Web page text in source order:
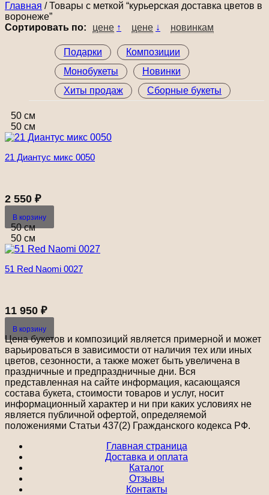
Главная /Товары с меткой “курьерская доставка цветов в
воронеже”
Сортировать по:
цене ↑ цене ↓ новинкам
Подарки
Композиции
Монобукеты
Новинки
Хиты продаж
Сборные букеты
50 см
50 см
21 Диантус микс 0050
2 550 ₽
В корзину
50 см
50 см
51 Red Naomi 0027
11 950 ₽
В корзину
Цена букетов и композиций является примерной и может
варьироваться в зависимости от наличия тех или иных
цветов, сезонности, а также может быть увеличена в
праздничные и предпраздничные дни. Вся
представленная на сайте информация, касающаяся
состава букета, стоимости товаров и услуг, носит
информационный характер и ни при каких условиях не
является публичной офертой, определяемой
положениями Статьи 437(2) Гражданского кодекса РФ.
Главная страница
Доставка и оплата
Каталог
Отзывы
Контакты